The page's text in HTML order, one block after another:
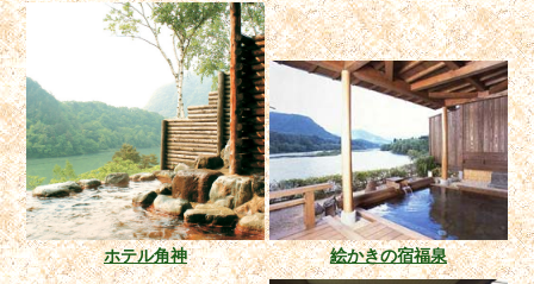
ホテル角神 絵かきの宿福泉